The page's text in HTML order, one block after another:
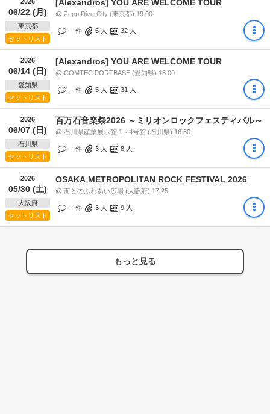
06/22 (月)
東京都
セットリスト
[Alexandros] YOU ARE WELCOME TOUR
@ Zepp DiverCity (東京都) 19:00
-- 件 5 人 32 人
2026
06/14 (日)
愛知県
セットリスト
[Alexandros] YOU ARE WELCOME TOUR
@ COMTEC PORTBASE (愛知県) 18:00
-- 件 5 人 31 人
2026
06/07 (日)
石川県
セットリスト
百万石音楽祭2026 ～ミリオンロックフェスティバル～
@ 石川県産業展示館 1～4号館 (石川県) 16:50
-- 件 3 人 8 人
2026
05/30 (土)
大阪府
セットリスト
OSAKA METROPOLITAN ROCK FESTIVAL 2026
@ 海とのふれあい広場 (大阪府) 17:25
-- 件 3 人 9 人
もっと見る